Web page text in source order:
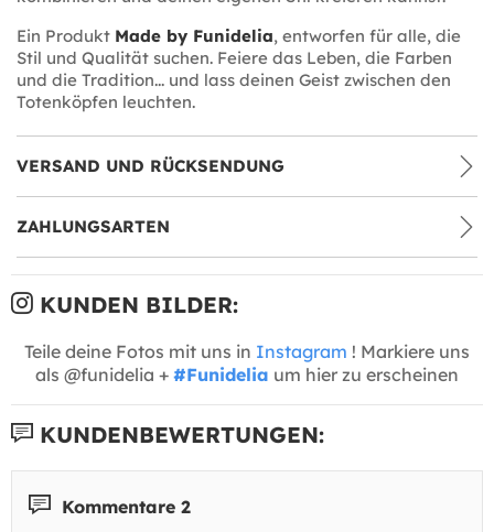
Ein Produkt Made by Funidelia, entworfen für alle, die
Stil und Qualität suchen. Feiere das Leben, die Farben
und die Tradition... und lass deinen Geist zwischen den
Totenköpfen leuchten.
VERSAND UND RÜCKSENDUNG
ZAHLUNGSARTEN
KUNDEN BILDER:
Teile deine Fotos mit uns in Instagram ! Markiere uns
als @funidelia + #Funidelia um hier zu erscheinen
KUNDENBEWERTUNGEN:
Kommentare 2